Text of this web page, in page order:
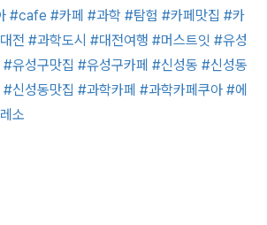
#cafe #카페 #과학 #탐험 #카페맛집 #카
전 #과학도시 #대전여행 #머스트잇 #유성
#유성구맛집 #유성구카페 #신성동 #신성동
#신성동맛집 #과학카페 #과학카페쿠아 #에
소